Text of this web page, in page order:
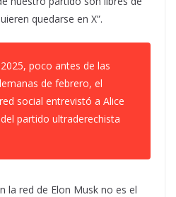
quedarse en X”.
poco antes de las
de febrero, el
social entrevistó a Alice
partido ultraderechista
la red de Elon Musk no es el